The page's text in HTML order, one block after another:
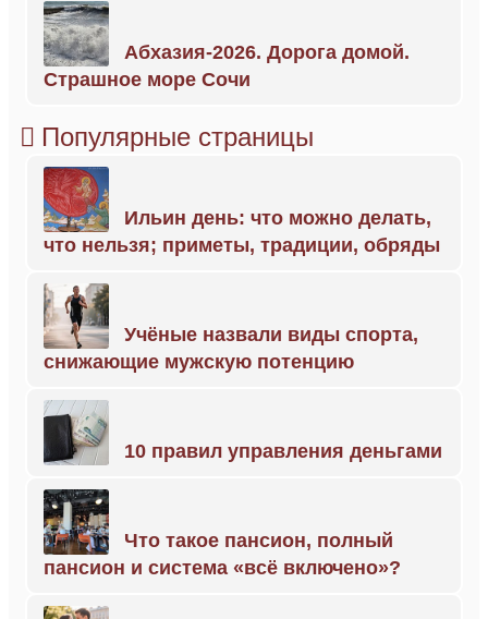
Абхазия-2026. Дорога домой.
Страшное море Сочи
Популярные страницы
Ильин день: что можно делать,
что нельзя; приметы, традиции, обряды
Учёные назвали виды спорта,
снижающие мужскую потенцию
10 правил управления деньгами
Что такое пансион, полный
пансион и система «всё включено»?